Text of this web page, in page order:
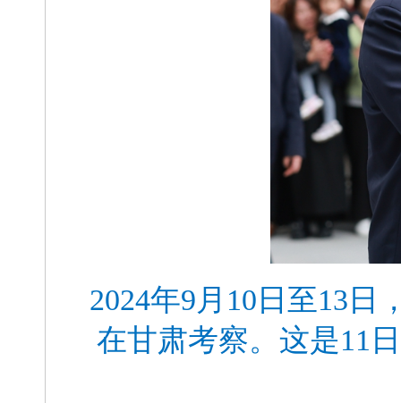
2024年9月10日至13
在甘肃考察。这是11